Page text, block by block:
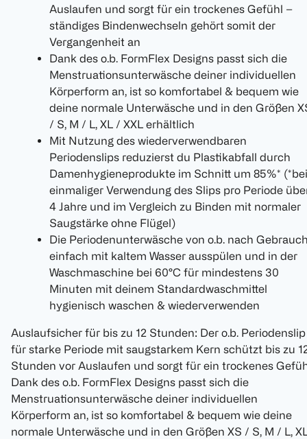
Auslaufen und sorgt für ein trockenes Gefühl –
ständiges Bindenwechseln gehört somit der
Vergangenheit an
Dank des o.b. FormFlex Designs passt sich die
Menstruationsunterwäsche deiner individuellen
Körperform an, ist so komfortabel & bequem wie
deine normale Unterwäsche und in den Größen
/ S, M / L, XL / XXL erhältlich
Mit Nutzung des wiederverwendbaren
Periodenslips reduzierst du Plastikabfall durch
Damenhygieneprodukte im Schnitt um 85%* (*bei
einmaliger Verwendung des Slips pro Periode
4 Jahre und im Vergleich zu Binden mit normaler
Saugstärke ohne Flügel)
Die Periodenunterwäsche von o.b. nach
einfach mit kaltem Wasser ausspülen und in der
Waschmaschine bei 60°C für mindestens 30
Minuten mit deinem Standardwaschmittel
hygienisch waschen & wiederverwenden
Auslaufsicher für bis zu 12 Stunden: Der o.b. Periodenslip
für starke Periode mit saugstarkem Kern schützt bis zu
Stunden vor Auslaufen und sorgt für ein trockenes
Dank des o.b. FormFlex Designs passt sich die
Menstruationsunterwäsche deiner individuellen
Körperform an, ist so komfortabel & bequem wie deine
normale Unterwäsche und in den Größen XS / S, M / L,